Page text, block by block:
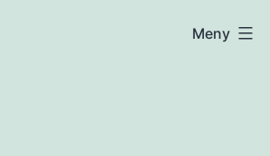
Meny